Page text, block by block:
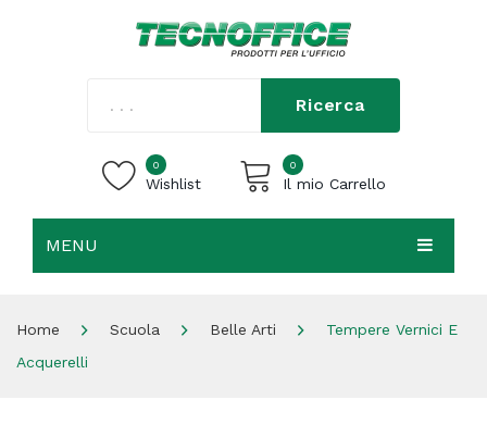
Ricerca
0
Wishlist
0
Il mio Carrello
MENU
Home Scuola Belle Arti
Tempere Vernici E
Acquerelli